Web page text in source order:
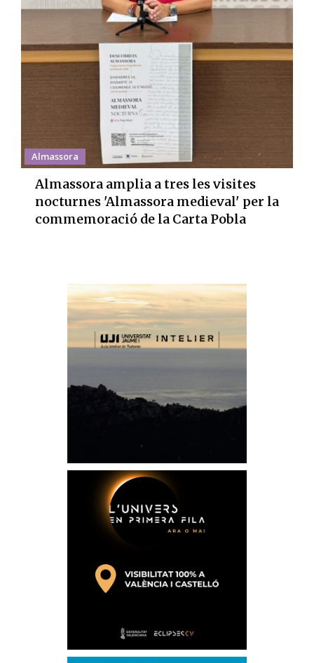
Almassora
Almassora amplia a tres les visites
nocturnes 'Almassora medieval' per la
commemoració de la Carta Pobla